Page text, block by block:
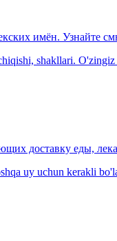
имён. Узнайте
shakllari.
доставку еды,
uy uchun kerakli